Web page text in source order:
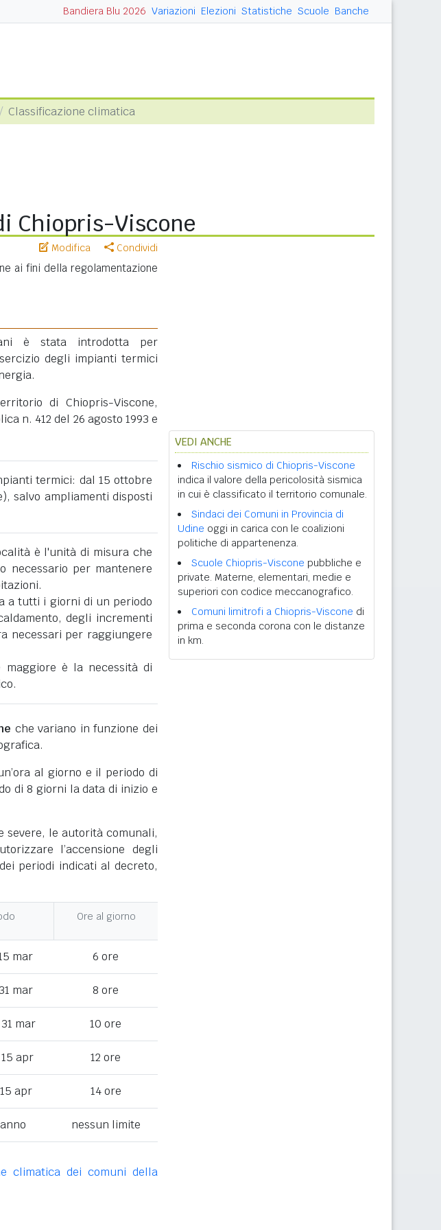
Bandiera Blu 2026 Variazioni Elezioni Statistiche Scuole Banche
Classificazione climatica
Chiopris-Viscone
Modifica Condividi
ai fini della regolamentazione
è stata introdotta per
degli impianti termici
di Chiopris-Viscone,
n. 412 del 26 agosto 1993 e
termici: dal 15 ottobre
salvo ampliamenti disposti
è l'unità di misura che
necessario per mantenere
a tutti i giorni di un periodo
degli incrementi
necessari per raggiungere
è la necessità di
che variano in funzione dei
al giorno e il periodo di
di 8 giorni la data di inizio e
severe, le autorità comunali,
l’accensione degli
periodi indicati al decreto,
Ore al giorno
mar 6 ore
mar 8 ore
mar 10 ore
apr 12 ore
apr 14 ore
nessun limite
climatica dei comuni della
VEDI ANCHE
Rischio sismico di Chiopris-Viscone
indica il valore della pericolosità sismica
in cui è classificato il territorio comunale.
Sindaci dei Comuni in Provincia di
Udine oggi in carica con le coalizioni
politiche di appartenenza.
Scuole Chiopris-Viscone pubbliche e
private. Materne, elementari, medie e
superiori con codice meccanografico.
Comuni limitrofi a Chiopris-Viscone di
prima e seconda corona con le distanze
in km.